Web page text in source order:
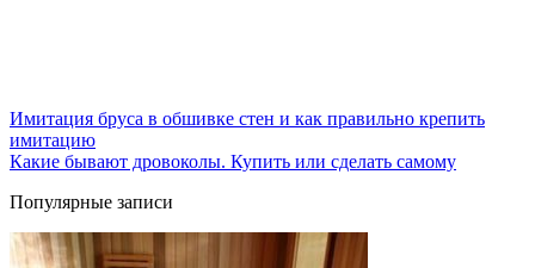
Имитация бруса в обшивке стен и как правильно крепить
имитацию
Какие бывают дровоколы. Купить или сделать самому
Популярные записи